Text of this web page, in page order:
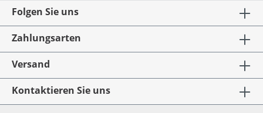
Folgen Sie uns
Zahlungsarten
Versand
Kontaktieren Sie uns